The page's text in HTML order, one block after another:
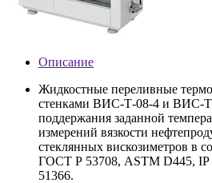
Описание
Жидкостные переливные
стенками ВИС-Т-08-4 и ВИС-Т-
поддержания заданной
измерений вязкости
стеклянных вискозиметров в
ГОСТ Р 53708, ASTM D445, IP
51366.